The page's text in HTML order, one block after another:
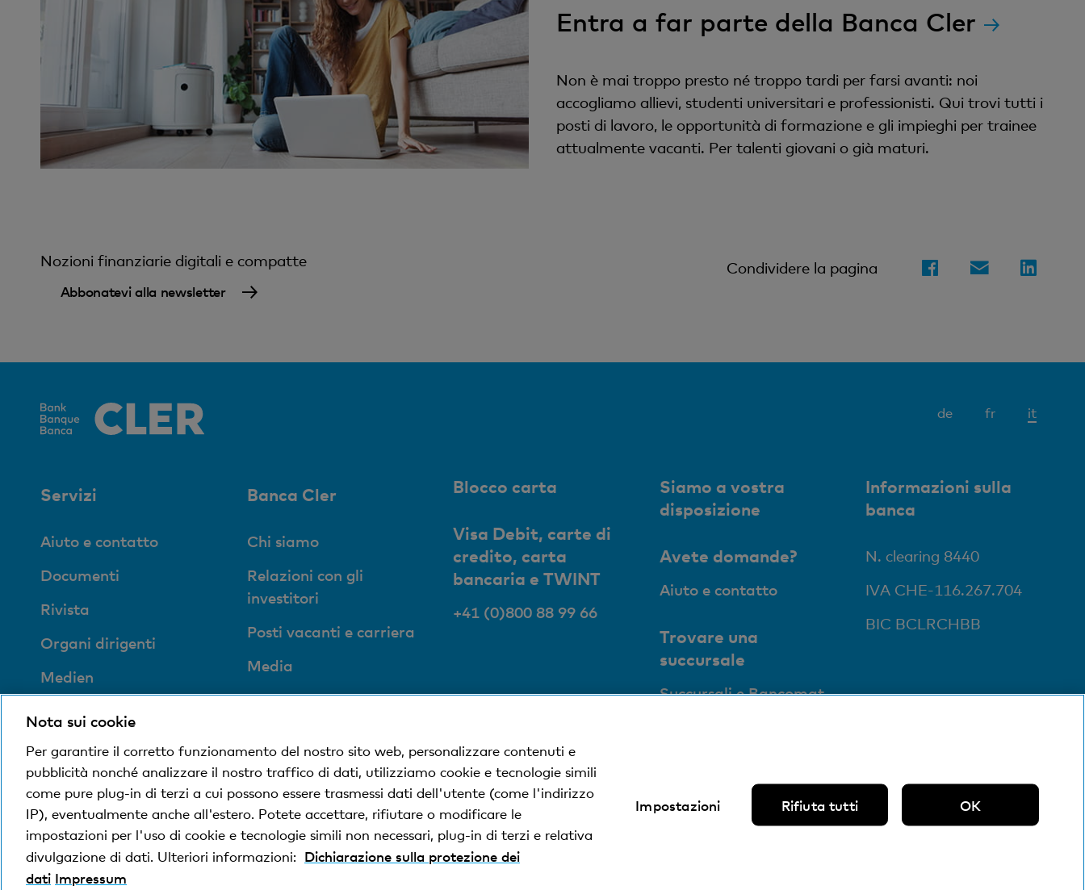
Entra a far parte della Banca Cler
Non è mai troppo presto né troppo tardi per farsi avanti: noi
accogliamo allievi, studenti universitari e professionisti. Qui trovi tutti i
posti di lavoro, le opportunità di formazione e gli impieghi per trainee
attualmente vacanti. Per talenti giovani o già maturi.
Nozioni finanziarie digitali e compatte
Abbonatevi alla newsletter
Condividere la pagina
de fr it
Servizi
Aiuto e contatto
Documenti
Rivista
Organi dirigenti
Medien
ecologica
Banca Cler
Chi siamo
Relazioni con gli
investitori
Posti vacanti e carriera
Media
Blog
Blocco carta
Visa Debit, carte di
credito, carta
bancaria e TWINT
+41 (0)800 88 99 66
Siamo a vostra
disposizione
Avete domande?
Aiuto e contatto
Trovare una
succursale
Succursali e Bancomat
Informazioni sulla
banca
N. clearing 8440
IVA CHE-116.267.704
BIC BCLRCHBB
© Banca ClerCondizioni e avvisi giuridiciDichiarazione sulla protezione dei dati
La Banca Cler SA è una società controllata al 100% dalla Basler Kantonalbank.
Nota sui cookie
Per garantire il corretto funzionamento del nostro sito web, personalizzare contenuti e
pubblicità nonché analizzare il nostro traffico di dati, utilizziamo cookie e tecnologie simili
come pure plug-in di terzi a cui possono essere trasmessi dati dell'utente (come l'indirizzo
IP), eventualmente anche all'estero. Potete accettare, rifiutare o modificare le
impostazioni per l'uso di cookie e tecnologie simili non necessari, plug-in di terzi e relativa
divulgazione di dati. Ulteriori informazioni: Dichiarazione sulla protezione dei
dati Impressum
Impostazioni Rifiuta tutti OK